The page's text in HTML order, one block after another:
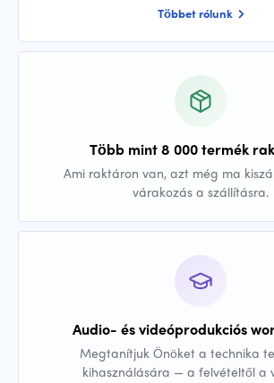
Többet rólunk
Több mint 8 000 termék
Ami raktáron van, azt még ma
várakozás a szállításra.
Audio- és videóprodukciós
Megtanítjuk Önöket a technika
kihasználására — a felvételtől a